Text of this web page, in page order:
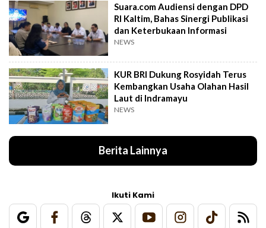
Suara.com Audiensi dengan DPD
RI Kaltim, Bahas Sinergi Publikasi
dan Keterbukaan Informasi
NEWS
KUR BRI Dukung Rosyidah Terus
Kembangkan Usaha Olahan Hasil
Laut di Indramayu
NEWS
Berita Lainnya
Ikuti Kami